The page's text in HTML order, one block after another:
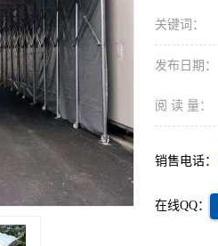
关键词：
发布日期：
阅 读 量：
销售电话：
在线QQ：